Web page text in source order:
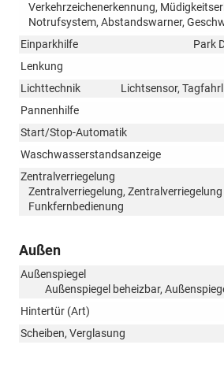
Verkehrzeichenerkennung,
Notrufsystem, Abstandswarner,
Einparkhilfe
Park
Lenkung
Lichttechnik
Lichtsensor,
Pannenhilfe
Start/Stop-Automatik
Waschwasserstandsanzeige
Zentralverriegelung
Zentralverriegelung,
Funkfernbedienung
Außen
Außenspiegel
Außenspiegel beheizbar,
Hintertür (Art)
Scheiben, Verglasung